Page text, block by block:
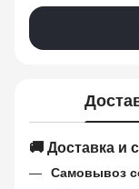
🚚 Доставка и
Самовывоз